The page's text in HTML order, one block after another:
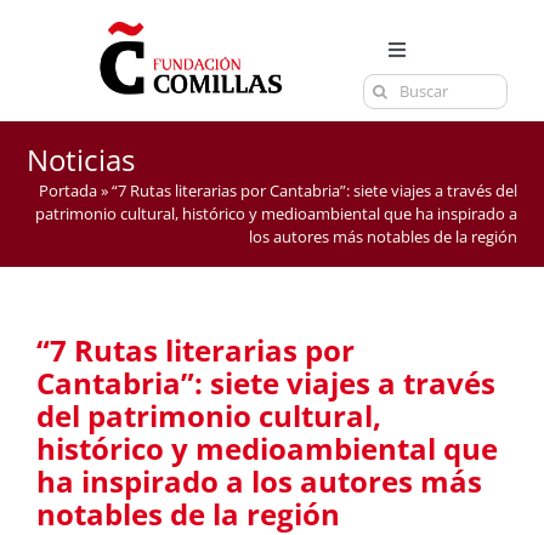
Toggle
Navigation
LA FUNDACIÓN
ESTUDIOS
EL CENTRO
CONTACTA
Buscar:
Noticias
Portada»“7 Rutas literarias por Cantabria”: siete viajes a través del
patrimonio cultural, histórico y medioambiental que ha inspirado a
los autores más notables de la región
“7 Rutas literarias por
Cantabria”: siete viajes a través
del patrimonio cultural,
histórico y medioambiental que
ha inspirado a los autores más
notables de la región